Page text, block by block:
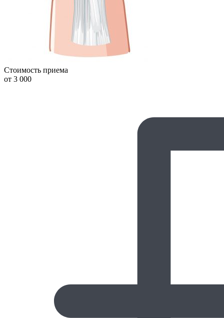
Стоимость приема
от 3 000